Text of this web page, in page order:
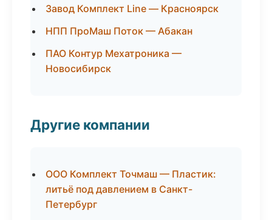
Завод Комплект Line — Красноярск
НПП ПроМаш Поток — Абакан
ПАО Контур Мехатроника —
Новосибирск
Другие компании
ООО Комплект Точмаш — Пластик:
литьё под давлением в Санкт-
Петербург